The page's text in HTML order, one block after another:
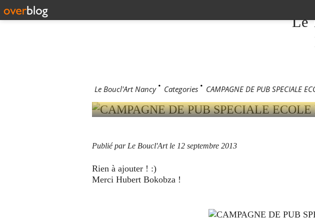
Le
Le Boucl'Art Nancy > Categories > CAMPAGNE DE PUB SPECIALE
CAMPAGNE DE
Publié par Le Boucl'Art le 12 septembre 2013
Rien à ajouter ! :)
Merci Hubert Bokobza !